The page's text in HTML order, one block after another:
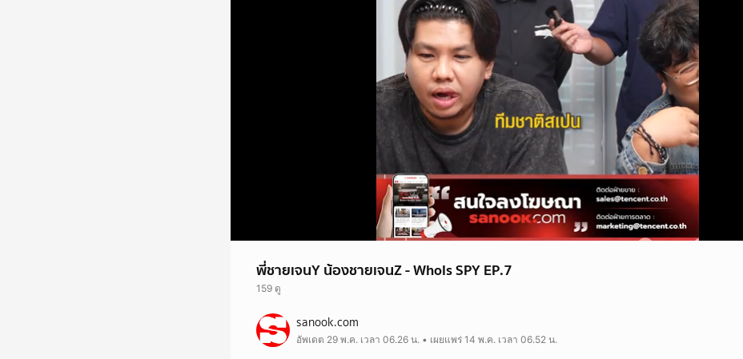
พี่ชายเจนY น้องชายเจนZ - WhoIs SPY EP.7
159 ดู
รายการ พี่ชายเจนY น้องชายเจนZ เกี่ยวกับ กีฬา โดยมีเนื้อหาฟุตบอลเป็นหลัก เล่นเกม ตอบปัญหา หรือ คุยทั่วไป
sanook.com
อัพเดต 29 พ.ค. เวลา 06.26 น. • เผยแพร่ 14 พ.ค. เวลา 06.52 น.